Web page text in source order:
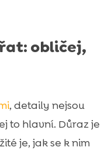
obličej,
, detaily nejsou
to hlavní. Důraz je
je, jak se k nim